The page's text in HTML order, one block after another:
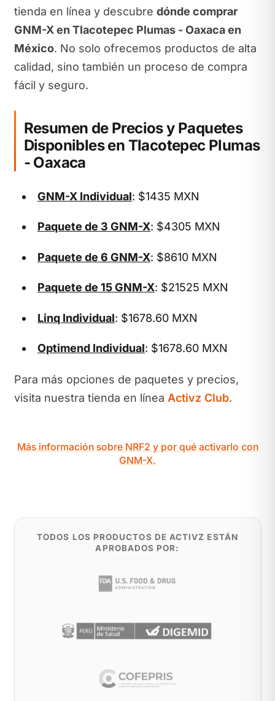
tienda en línea y descubre dónde comprar
GNM-X en Tlacotepec Plumas - Oaxaca en
México. No solo ofrecemos productos de alta
calidad, sino también un proceso de compra
fácil y seguro.
Resumen de Precios y Paquetes
Disponibles en Tlacotepec Plumas
- Oaxaca
GNM-X Individual: $1435 MXN
Paquete de 3 GNM-X: $4305 MXN
Paquete de 6 GNM-X: $8610 MXN
Paquete de 15 GNM-X: $21525 MXN
Linq Individual: $1678.60 MXN
Optimend Individual: $1678.60 MXN
Para más opciones de paquetes y precios,
visita nuestra tienda en línea Activz Club.
Más información sobre NRF2 y por qué activarlo con
GNM-X.
TODOS LOS PRODUCTOS DE ACTIVZ ESTÁN
APROBADOS POR: